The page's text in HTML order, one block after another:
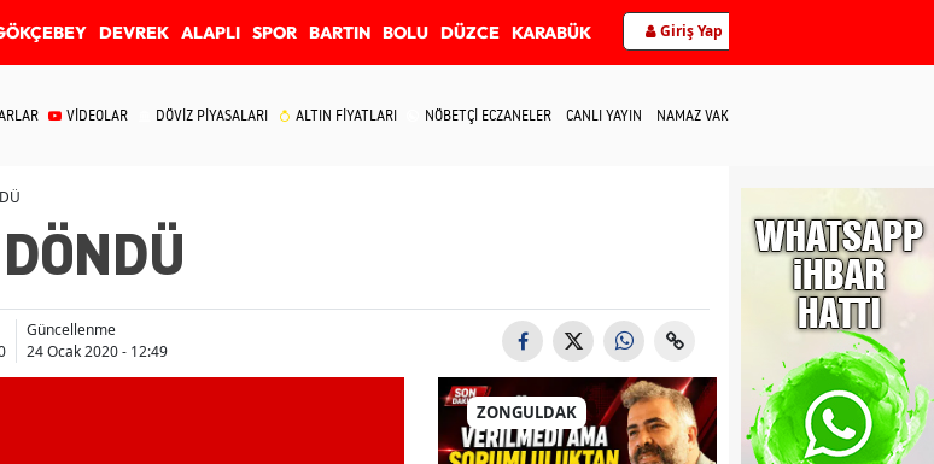
DEVREK ALAPLI SPOR BARTIN BOLU DÜZCE KARABÜK Giriş Yap
VİDEOLAR DÖVİZ PİYASALARI ALTIN FİYATLARI NÖBETÇİ ECZANELER CANLI YAYIN NAMAZ VAKİTLERİ
Güncellenme
24 Ocak 2020 - 12:49
ZONGULDAK